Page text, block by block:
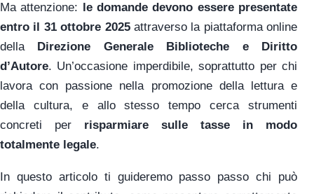
Ma attenzione:
le domande devono essere presentate
entro il 31 ottobre 2025attraverso la piattaforma online
della
Direzione Generale Biblioteche e Diritto
d’Autore. Un’occasione imperdibile, soprattutto per chi
lavora con passione nella promozione della lettura e
della cultura, e allo stesso tempo cerca strumenti
concreti per risparmiare sulle tasse in modo
totalmente legale.
In questo articolo ti guideremo passo passo chi può